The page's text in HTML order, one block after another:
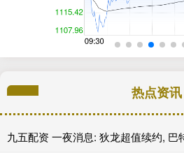
热点资讯